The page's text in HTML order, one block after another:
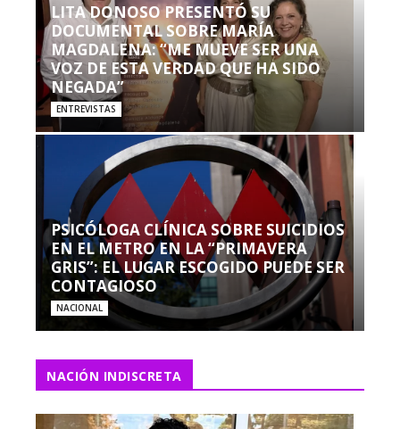
LITA DONOSO PRESENTÓ SU
DOCUMENTAL SOBRE MARÍA
MAGDALENA: “ME MUEVE SER UNA
VOZ DE ESTA VERDAD QUE HA SIDO
NEGADA”
ENTREVISTAS
PSICÓLOGA CLÍNICA SOBRE SUICIDIOS
EN EL METRO EN LA “PRIMAVERA
GRIS”: EL LUGAR ESCOGIDO PUEDE SER
CONTAGIOSO
NACIONAL
NACIÓN INDISCRETA